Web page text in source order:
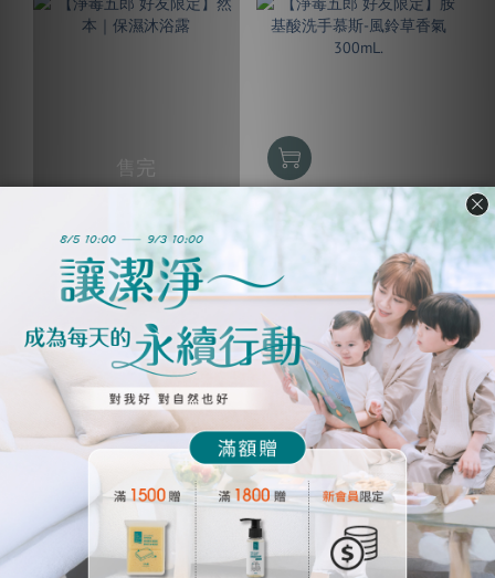
售完
本｜保濕沐浴露
NT$790
NT$490
【淨毒五郎 好友限定】胺
基酸洗手慕斯-風鈴草香氣
300mL.
NT$450
NT$269
NEW NEW